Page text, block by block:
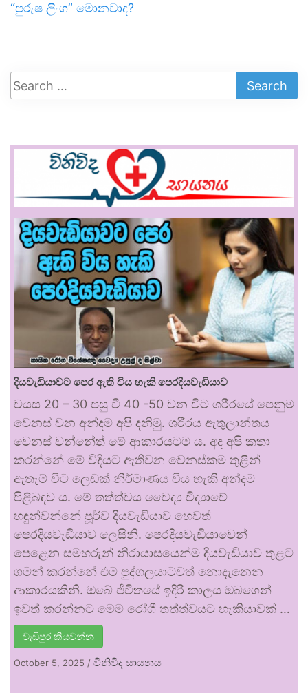
“පුරුෂ ලිංග” මොනවාද?
දියවැඩියාවට පෙර ඇති විය හැකි පෙරදියවැඩියාව
වයස 20 – 30 පසු වී 40 -50 වන විට ශරීරයේ පෙනුම
වෙනස් වන අන්දම අපි දනිමු. ශරීරය ඇතුලාන්තය
වෙනස් වන්නේත් මේ ආකාරයටම ය. අද අපි කතා
කරන්නේ මේ විදියට ඇතිවන වෙනස්කම තුළින්
ඇතැම් විට ලෙඩක් නිර්මාණය විය හැකි අන්දම
පිළිබඳව ය. මේ තත්ත්වය වෛද්‍ය විද්‍යාවේ
හඳුන්වන්නේ පූර්ව දියවැඩියාව හෙවත්
පෙරදියවැඩියාව ලෙසිනි. පෙරදියවැඩියාවෙන්
පෙළෙන සමහරුන් නිරායාසයෙන්ම දියවැඩියාව තුළට
ගමන් කරන්නේ එම පුද්ගලයාටවත් නොදැනෙන
ආකාරයකිනි. ඔබේ ජීවිතයේ ඉදිරි කාලය ඔබගෙන්
ඉවත් කරන්නට මෙම රෝගී තත්ත්වයට හැකියාවක් …
වැඩිපුර කියවන්න
October 5, 2025 / විනිවිද සායනය